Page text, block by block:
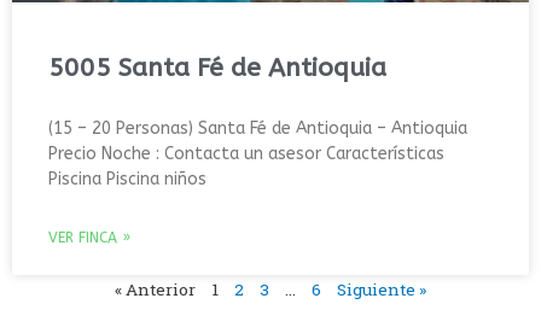
5005 Santa Fé de Antioquia
(15 – 20 Personas) Santa Fé de Antioquia – Antioquia
Precio Noche : Contacta un asesor Características
Piscina Piscina niños
VER FINCA »
« Anterior 1 2 3 … 6 Siguiente »